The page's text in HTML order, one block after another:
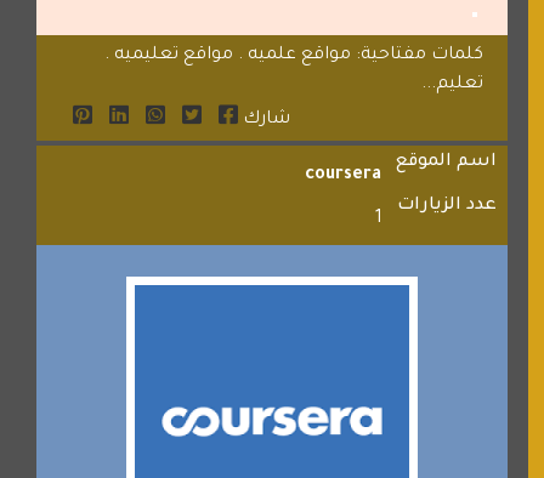
كلمات مفتاحية: مواقع علميه . مواقع تعليميه .
تعليم...
شارك
اسم الموقع
coursera
عدد الزيارات
1